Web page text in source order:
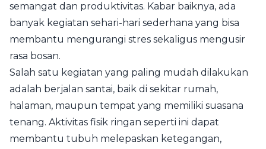
semangat dan produktivitas. Kabar baiknya, ada
banyak kegiatan sehari-hari sederhana yang bisa
membantu mengurangi stres sekaligus mengusir
rasa bosan.
Salah satu kegiatan yang paling mudah dilakukan
adalah berjalan santai, baik di sekitar rumah,
halaman, maupun tempat yang memiliki suasana
tenang. Aktivitas fisik ringan seperti ini dapat
membantu tubuh melepaskan ketegangan,